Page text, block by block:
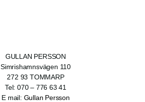
GULLAN PERSSON
Simrishamnsvägen 110
272 93 TOMMARP
Tel: 070 – 776 63 41
E mail: Gullan Persson